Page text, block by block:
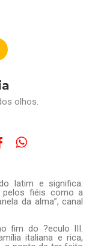
olhos.
latim e significa:
pelos fiéis como a
da alma”, canal
fim do ?eculo III.
italiana e rica,